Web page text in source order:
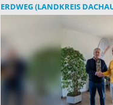
ERDWEG (LANDKREIS